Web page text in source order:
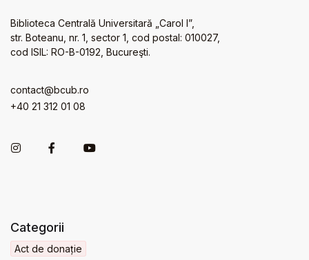
Biblioteca Centrală Universitară „Carol I”,
str. Boteanu, nr. 1, sector 1, cod postal: 010027,
cod ISIL: RO-B-0192, Bucureşti.
contact@bcub.ro
+40 21 312 01 08
Categorii
Act de donație